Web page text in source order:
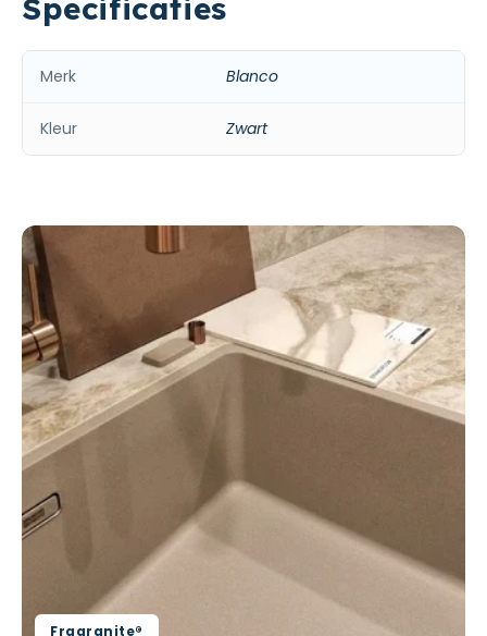
Specificaties
Merk Blanco
Kleur Zwart
Fragranite®